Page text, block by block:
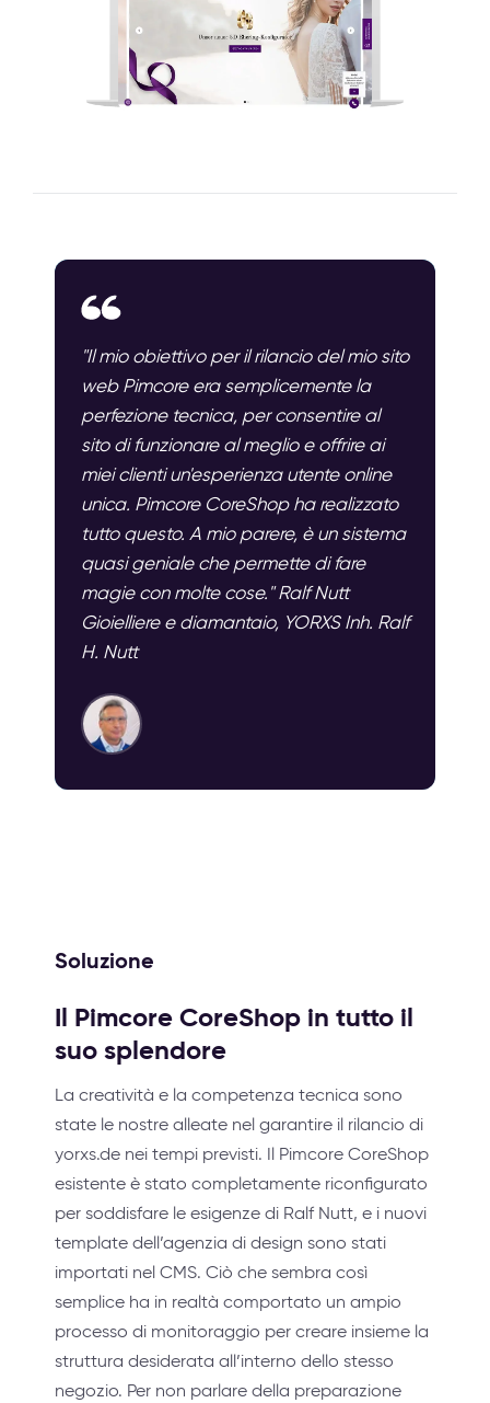
"Il mio obiettivo per il rilancio del mio sito
web Pimcore era semplicemente la
perfezione tecnica, per consentire al
sito di funzionare al meglio e offrire ai
miei clienti un'esperienza utente online
unica. Pimcore CoreShop ha realizzato
tutto questo. A mio parere, è un sistema
quasi geniale che permette di fare
magie con molte cose." Ralf Nutt
Gioielliere e diamantaio, YORXS Inh. Ralf
H. Nutt
Soluzione
Il Pimcore CoreShop in tutto il
suo splendore
La creatività e la competenza tecnica sono
state le nostre alleate nel garantire il rilancio di
yorxs.de nei tempi previsti. Il Pimcore CoreShop
esistente è stato completamente riconfigurato
per soddisfare le esigenze di Ralf Nutt, e i nuovi
template dell’agenzia di design sono stati
importati nel CMS. Ciò che sembra così
semplice ha in realtà comportato un ampio
processo di monitoraggio per creare insieme la
struttura desiderata all’interno dello stesso
negozio. Per non parlare della preparazione